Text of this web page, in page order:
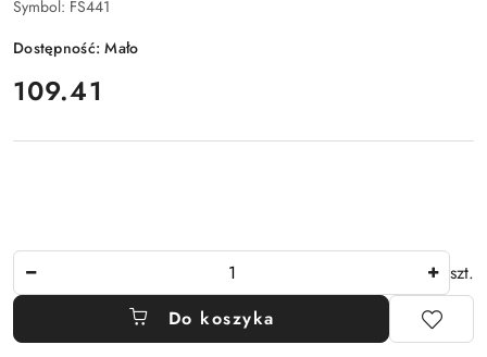
Symbol: FS441
Dostępność:Mało
cena:
109.41
szt.
Do koszyka